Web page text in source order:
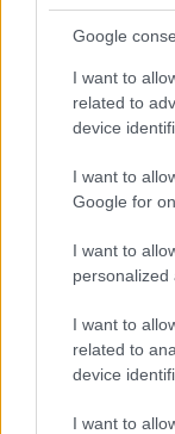
Google
I want to
related to
device
I want to
Google for
I want to
personalized
I want to
related to
device
I want to
Continua a
FUTURE